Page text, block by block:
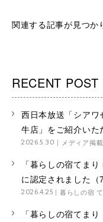
関連する記事が見つか
RECENT POST
西日本放送「シア
牛店」をご紹介いた
2026.5.30 メディア掲
「暮らしの宿てま
に認定されました（
2026.4.25 暮らしの宿
「暮らしの宿てま